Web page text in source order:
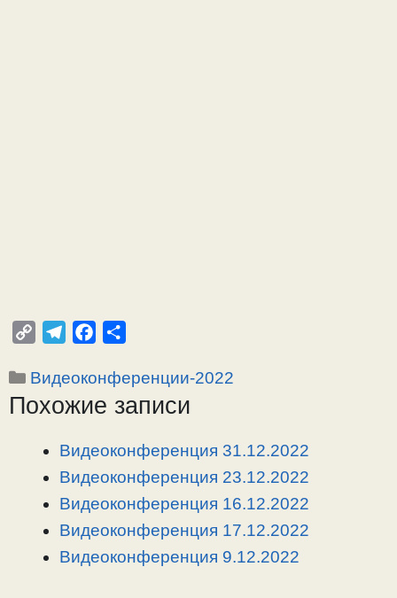
p
y
l
e
r
a
c
e
o
п
р
в
Рубрики
Видеоконференции-2022
Похожие записи
Видеоконференция 31.12.2022
Видеоконференция 23.12.2022
Видеоконференция 16.12.2022
Видеоконференция 17.12.2022
Видеоконференция 9.12.2022